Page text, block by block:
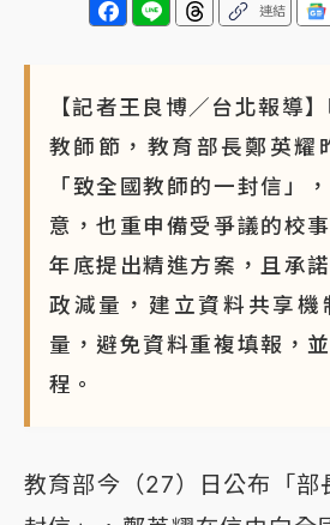
連結
【記者王良博／台北報導
教師節，教育部長鄭英耀
「致全國教師的一封信」
意，也重申備受爭議的校
年底提出精進方案，且承
政減量，建立資料共享機
量，避免資料重複填報，
程。
教育部今（27）日公布「部